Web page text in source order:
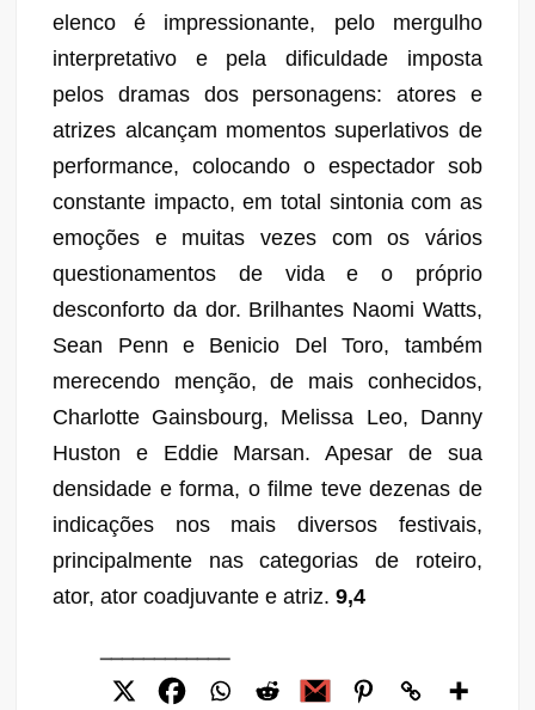
elenco é impressionante, pelo mergulho
interpretativo e pela dificuldade imposta
pelos dramas dos personagens: atores e
atrizes alcançam momentos superlativos de
performance, colocando o espectador sob
constante impacto, em total sintonia com as
emoções e muitas vezes com os vários
questionamentos de vida e o próprio
desconforto da dor. Brilhantes Naomi Watts,
Sean Penn e Benicio Del Toro, também
merecendo menção, de mais conhecidos,
Charlotte Gainsbourg, Melissa Leo, Danny
Huston e Eddie Marsan. Apesar de sua
densidade e forma, o filme teve dezenas de
indicações nos mais diversos festivais,
principalmente nas categorias de roteiro,
ator, ator coadjuvante e atriz.9,4